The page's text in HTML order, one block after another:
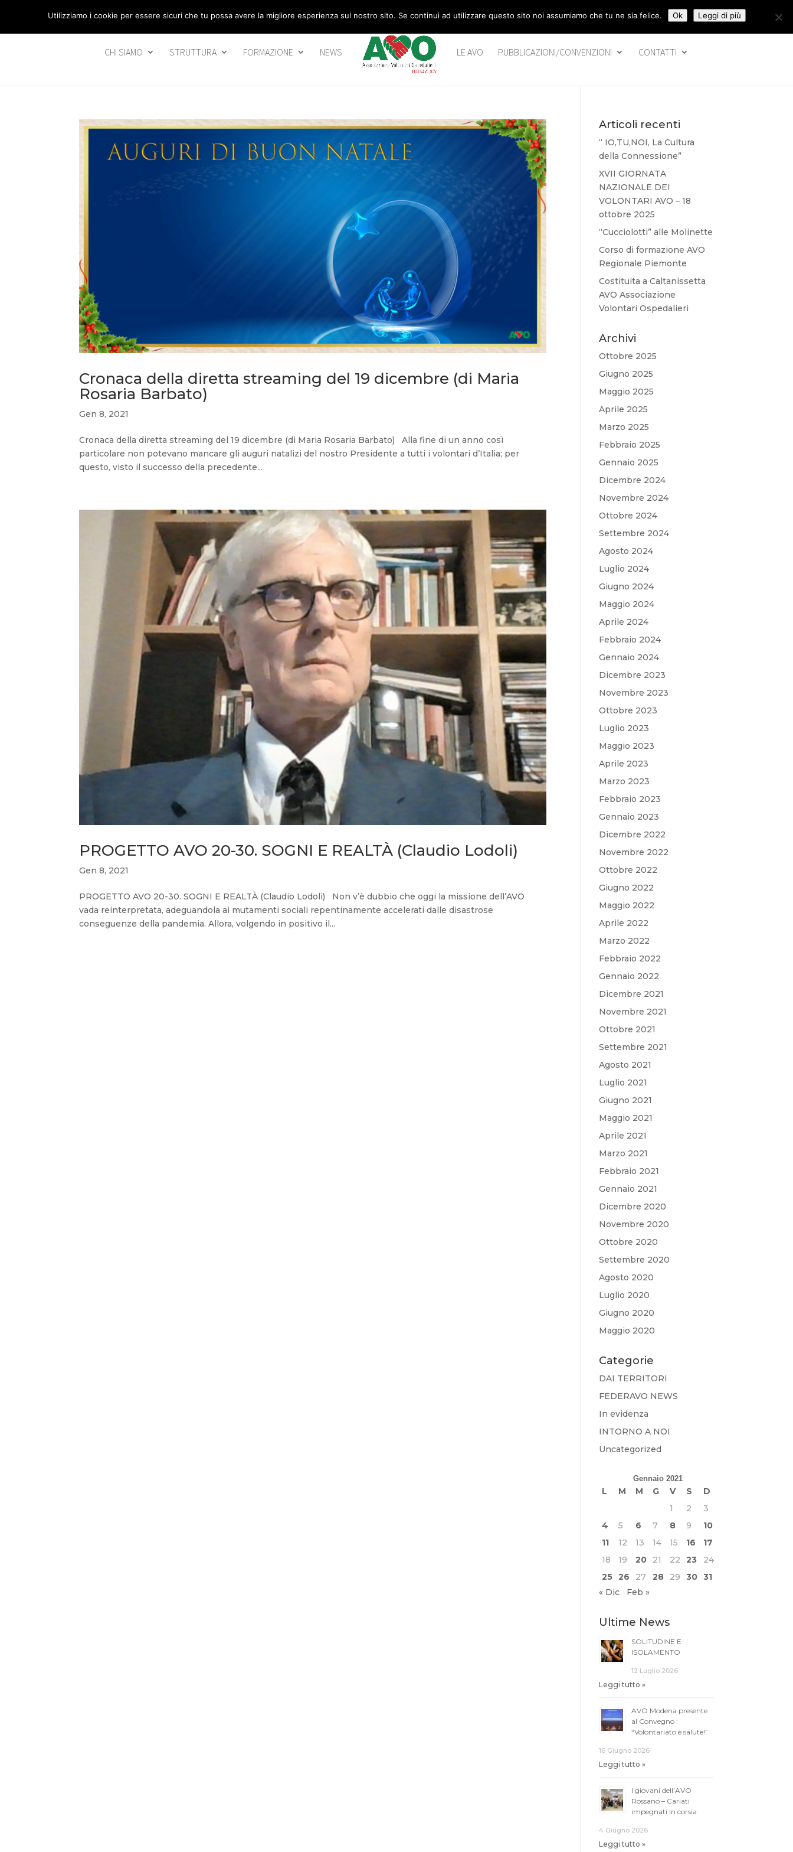
CHI SIAMO STRUTTURA FORMAZIONE NEWS LE AVO PUBBLICAZIONI/CONVENZIONI CONTATTI
Cronaca della diretta streaming del 19 dicembre (di Maria
Rosaria Barbato)
Gen 8, 2021
Cronaca della diretta streaming del 19 dicembre (di Maria Rosaria Barbato) Alla fine di un anno così
particolare non potevano mancare gli auguri natalizi del nostro Presidente a tutti i volontari d’Italia; per
questo, visto il successo della precedente...
PROGETTO AVO 20-30. SOGNI E REALTÀ (Claudio Lodoli)
Gen 8, 2021
PROGETTO AVO 20-30. SOGNI E REALTÀ (Claudio Lodoli) Non v’è dubbio che oggi la missione dell’AVO
vada reinterpretata, adeguandola ai mutamenti sociali repentinamente accelerati dalle disastrose
conseguenze della pandemia. Allora, volgendo in positivo il...
Articoli recenti
“ IO,TU,NOI, La Cultura
della Connessione”
XVII GIORNATA
NAZIONALE DEI
VOLONTARI AVO – 18
ottobre 2025
“Cucciolotti” alle Molinette
Corso di formazione AVO
Regionale Piemonte
Costituita a Caltanissetta
AVO Associazione
Volontari Ospedalieri
Archivi
Ottobre 2025
Giugno 2025
Maggio 2025
Aprile 2025
Marzo 2025
Febbraio 2025
Gennaio 2025
Dicembre 2024
Novembre 2024
Ottobre 2024
Settembre 2024
Agosto 2024
Luglio 2024
Giugno 2024
Maggio 2024
Aprile 2024
Febbraio 2024
Gennaio 2024
Dicembre 2023
Novembre 2023
Ottobre 2023
Luglio 2023
Maggio 2023
Aprile 2023
Marzo 2023
Febbraio 2023
Gennaio 2023
Dicembre 2022
Novembre 2022
Ottobre 2022
Giugno 2022
Maggio 2022
Aprile 2022
Marzo 2022
Febbraio 2022
Gennaio 2022
Dicembre 2021
Novembre 2021
Ottobre 2021
Settembre 2021
Agosto 2021
Luglio 2021
Giugno 2021
Maggio 2021
Aprile 2021
Marzo 2021
Febbraio 2021
Gennaio 2021
Dicembre 2020
Novembre 2020
Ottobre 2020
Settembre 2020
Agosto 2020
Luglio 2020
Giugno 2020
Maggio 2020
Categorie
DAI TERRITORI
FEDERAVO NEWS
In evidenza
INTORNO A NOI
Uncategorized
Gennaio 2021
L M M G V S
D
1
2
3
4
5 6 7 8 9
10
11
12 13 14 15 16
17
18
19 20 21 22 23
24
25 26 27 28 29 30 31
« Dic
Feb »
Ultime News
SOLITUDINE E
ISOLAMENTO
12 Luglio 2026
Leggi tutto »
AVO Modena presente
al Convegno :
“Volontariato è salute!”
16 Giugno 2026
Leggi tutto »
I giovani dell’AVO
Rossano – Cariati
impegnati in corsia
4 Giugno 2026
Leggi tutto »
Utilizziamo i cookie per essere sicuri che tu possa avere la migliore esperienza sul nostro sito. Se continui ad utilizzare questo sito noi assumiamo che tu ne sia felice. Ok Leggi di più